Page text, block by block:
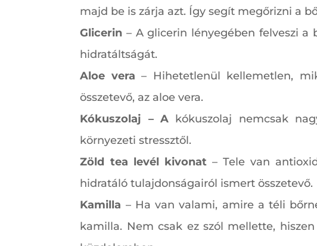
majd be is zárja azt. Így segít megőrizni a
Glicerin – A glicerin lényegében felveszi a
hidratáltságát.
Aloe vera – Hihetetlenül kellemetlen,
összetevő, az aloe vera.
Kókuszolaj – A kókuszolaj nemcsak
környezeti stressztől.
Zöld tea levél kivonat– Tele van
hidratáló tulajdonságairól ismert összetevő.
Kamilla – Ha van valami, amire a téli
kamilla. Nem csak ez szól mellette,